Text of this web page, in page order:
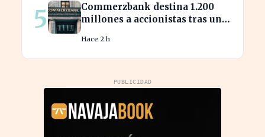
5
Commerzbank destina 1.200
millones a accionistas tras un
Hace 2 h
PUBLICIDAD